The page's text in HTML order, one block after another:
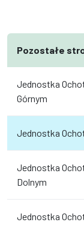
Pozostałe
Jednostka
Górnym
Jednostka
Jednostka
Dolnym
Jednostka